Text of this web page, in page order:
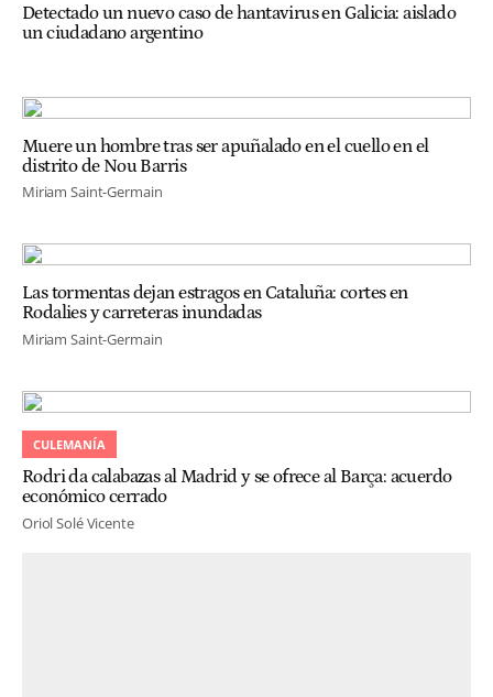
Detectado un nuevo caso de hantavirus en Galicia: aislado
un ciudadano argentino
Muere un hombre tras ser apuñalado en el cuello en el
distrito de Nou Barris
Miriam Saint-Germain
Las tormentas dejan estragos en Cataluña: cortes en
Rodalies y carreteras inundadas
Miriam Saint-Germain
CULEMANÍA
Rodri da calabazas al Madrid y se ofrece al Barça: acuerdo
económico cerrado
Oriol Solé Vicente